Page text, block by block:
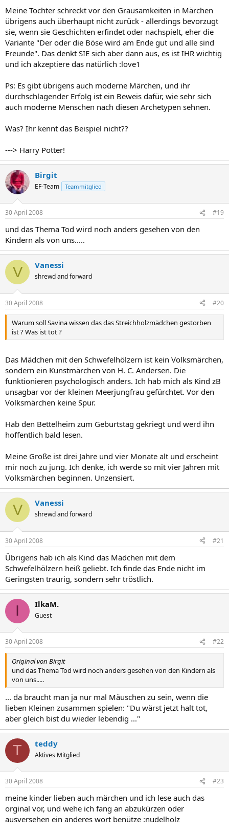
Meine Tochter schreckt vor den Grausamkeiten in Märchen
übrigens auch überhaupt nicht zurück - allerdings bevorzugt
sie, wenn sie Geschichten erfindet oder nachspielt, eher die
Variante "Der oder die Böse wird am Ende gut und alle sind
Freunde". Das denkt SIE sich aber dann aus, es ist IHR wichtig
und ich akzeptiere das natürlich :love1
Ps: Es gibt übrigens auch moderne Märchen, und ihr
durchschlagender Erfolg ist ein Beweis dafür, wie sehr sich
auch moderne Menschen nach diesen Archetypen sehnen.
Was? Ihr kennt das Beispiel nicht??
---> Harry Potter!
Birgit
EF-Team Teammitglied
30 April 2008 #19
und das Thema Tod wird noch anders gesehen von den
Kindern als von uns.....
V Vanessi
shrewd and forward
30 April 2008 #20
Warum soll Savina wissen das das Streichholzmädchen gestorben
ist ? Was ist tot ?
Das Mädchen mit den Schwefelhölzern ist kein Volksmärchen,
sondern ein Kunstmärchen von H. C. Andersen. Die
funktionieren psychologisch anders. Ich hab mich als Kind zB
unsagbar vor der kleinen Meerjungfrau gefürchtet. Vor den
Volksmärchen keine Spur.
Hab den Bettelheim zum Geburtstag gekriegt und werd ihn
hoffentlich bald lesen.
Meine Große ist drei Jahre und vier Monate alt und erscheint
mir noch zu jung. Ich denke, ich werde so mit vier Jahren mit
Volksmärchen beginnen. Unzensiert.
V Vanessi
shrewd and forward
30 April 2008 #21
Übrigens hab ich als Kind das Mädchen mit dem
Schwefelhölzern heiß geliebt. Ich finde das Ende nicht im
Geringsten traurig, sondern sehr tröstlich.
I IlkaM.
Guest
30 April 2008 #22
Original von Birgit
und das Thema Tod wird noch anders gesehen von den Kindern als
von uns.....
... da braucht man ja nur mal Mäuschen zu sein, wenn die
lieben Kleinen zusammen spielen: "Du wärst jetzt halt tot,
aber gleich bist du wieder lebendig ..."
T teddy
Aktives Mitglied
30 April 2008 #23
meine kinder lieben auch märchen und ich lese auch das
orginal vor, und wehe ich fang an abzukürzen oder
ausversehen ein anderes wort benütze :nudelholz